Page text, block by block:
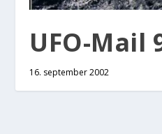
UFO-Mail
16. september 2002